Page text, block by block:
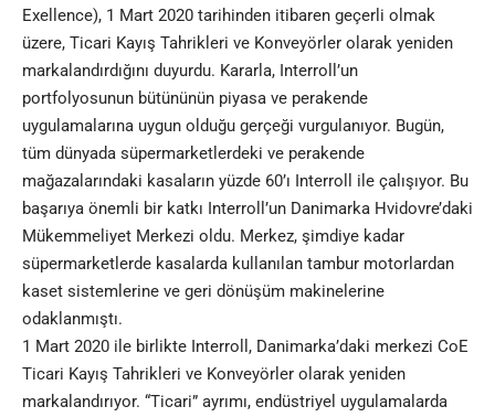
Exellence), 1 Mart 2020 tarihinden itibaren geçerli olmak
üzere, Ticari Kayış Tahrikleri ve Konveyörler olarak yeniden
markalandırdığını duyurdu. Kararla, Interroll’un
portfolyosunun bütününün piyasa ve perakende
uygulamalarına uygun olduğu gerçeği vurgulanıyor. Bugün,
tüm dünyada süpermarketlerdeki ve perakende
mağazalarındaki kasaların yüzde 60’ı Interroll ile çalışıyor. Bu
başarıya önemli bir katkı Interroll’un Danimarka Hvidovre’daki
Mükemmeliyet Merkezi oldu. Merkez, şimdiye kadar
süpermarketlerde kasalarda kullanılan tambur motorlardan
kaset sistemlerine ve geri dönüşüm makinelerine
odaklanmıştı.
1 Mart 2020 ile birlikte Interroll, Danimarka’daki merkezi CoE
Ticari Kayış Tahrikleri ve Konveyörler olarak yeniden
markalandırıyor. “Ticari” ayrımı, endüstriyel uygulamalarda